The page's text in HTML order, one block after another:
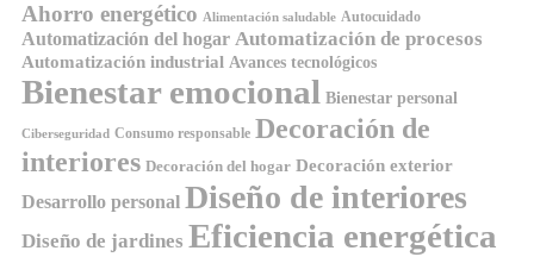
Ahorro energético Alimentación saludable Autocuidado
Automatización del hogar Automatización de procesos
Automatización industrial Avances tecnológicos
Bienestar emocional Bienestar personal
Ciberseguridad Consumo responsable Decoración de
interiores Decoración del hogar Decoración exterior
Desarrollo personal Diseño de interiores
Diseño de jardines Eficiencia energética